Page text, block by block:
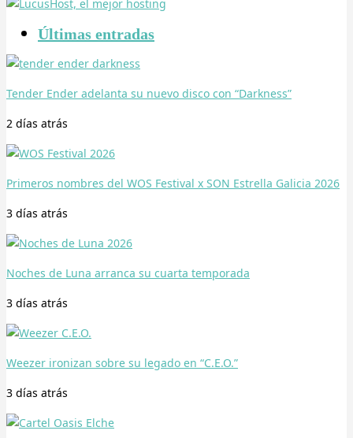
Últimas entradas
Tender Ender adelanta su nuevo disco con “Darkness”
2 días atrás
Primeros nombres del WOS Festival x SON Estrella Galicia 2026
3 días atrás
Noches de Luna arranca su cuarta temporada
3 días atrás
Weezer ironizan sobre su legado en “C.E.O.”
3 días atrás